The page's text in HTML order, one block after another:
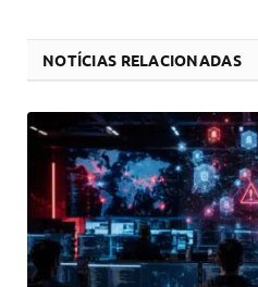
NOTÍCIAS RELACIONADAS